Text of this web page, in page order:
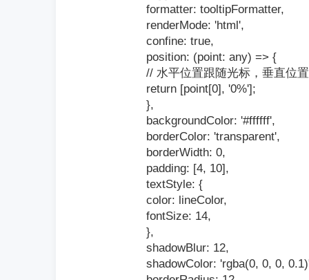
formatter: tooltipFormatter,
renderMode: 'html',
confine: true,
position: (point: any) => {
// 水平位置跟随光标，垂直位
return [point[0], '0%'];
},
backgroundColor: '#ffffff',
borderColor: 'transparent',
borderWidth: 0,
padding: [4, 10],
textStyle: {
color: lineColor,
fontSize: 14,
},
shadowBlur: 12,
shadowColor: 'rgba(0, 0, 0,